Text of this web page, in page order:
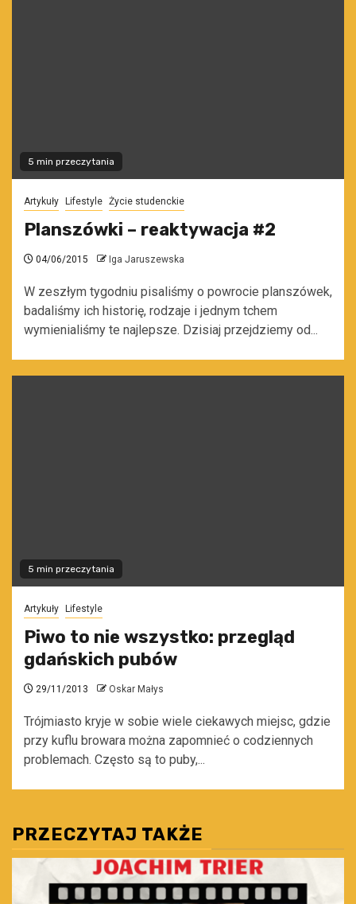
5 min przeczytania
Artykuły Lifestyle Życie studenckie
Planszówki – reaktywacja #2
04/06/2015 Iga Jaruszewska
W zeszłym tygodniu pisaliśmy o powrocie planszówek,
badaliśmy ich historię, rodzaje i jednym tchem
wymienialiśmy te najlepsze. Dzisiaj przejdziemy od...
5 min przeczytania
Artykuły Lifestyle
Piwo to nie wszystko: przegląd
gdańskich pubów
29/11/2013 Oskar Małys
Trójmiasto kryje w sobie wiele ciekawych miejsc, gdzie
przy kuflu browara można zapomnieć o codziennych
problemach. Często są to puby,...
PRZECZYTAJ TAKŻE